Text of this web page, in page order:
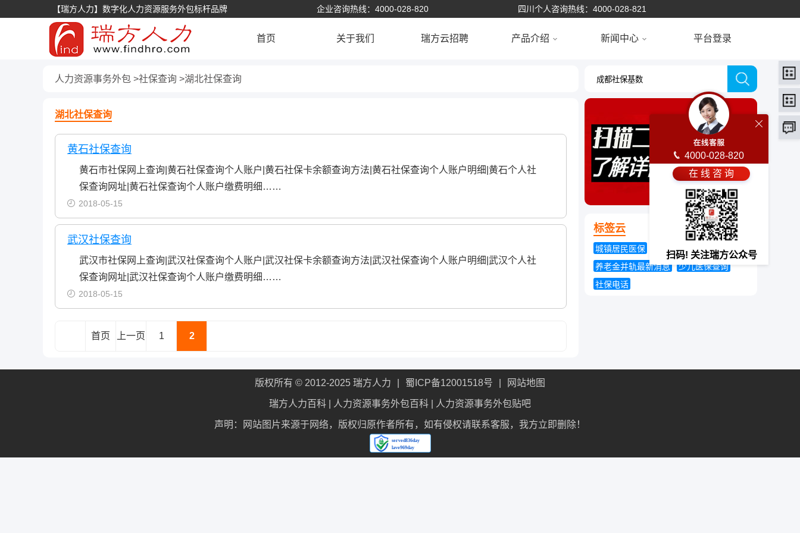
【瑞方人力】数字化人力资源服务外包标杆品牌 企业咨询热线：4000-028-820 四川个人咨询热线：4000-028-821
首页 关于我们 瑞方云招聘 产品介绍 新闻中心 平台登录
人力资源事务外包 社保查询 湖北社保查询
湖北社保查询
黄石社保查询
黄石市社保网上查询|黄石社保查询个人账户|黄石社保卡余额查询方法|黄石社保查询个人账户明细|黄石个人社
保查询网址|黄石社保查询个人账户缴费明细……
2018-05-15
武汉社保查询
武汉市社保网上查询|武汉社保查询个人账户|武汉社保卡余额查询方法|武汉社保查询个人账户明细|武汉个人社
保查询网址|武汉社保查询个人账户缴费明细……
2018-05-15
首页 上一页 1 2
标签云
城镇居民医保
养老保险退休年龄
养老金并轨最新消息
少儿医保查询
社保电话
版权所有 © 2012-2025 瑞方人力 蜀ICP备12001518号 网站地图
瑞方人力百科 人力资源事务外包百科 人力资源事务外包贴吧
声明：网站图片来源于网络，版权归原作者所有，如有侵权请联系客服，我方立即删除！
4000-028-820
在 线 咨 询
扫码! 关注瑞方公众号